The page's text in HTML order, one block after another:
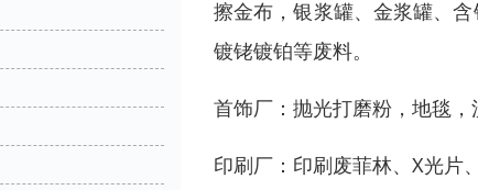
擦金布，银浆罐、金浆罐、
镀铑镀铂等废料。
首饰厂：抛光打磨粉，地毯，
印刷厂：印刷废菲林、X光片